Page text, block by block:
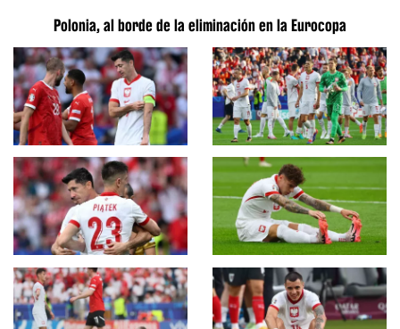
Polonia, al borde de la eliminación en la Eurocopa